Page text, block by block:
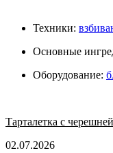
Техники:
Основные
Оборудование:
Тарталетка с черешней
02.07.2026